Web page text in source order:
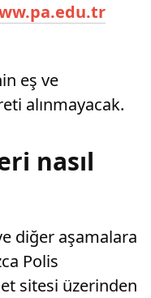
eş ve
alınmayacak.
nasıl
diğer aşamalara
Polis
sitesi üzerinden